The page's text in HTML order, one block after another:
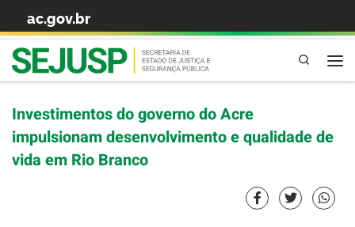
Skip to content
ac.gov.br
Pesquisa
Investimentos do governo do Acre
impulsionam desenvolvimento e qualidade de
vida em Rio Branco